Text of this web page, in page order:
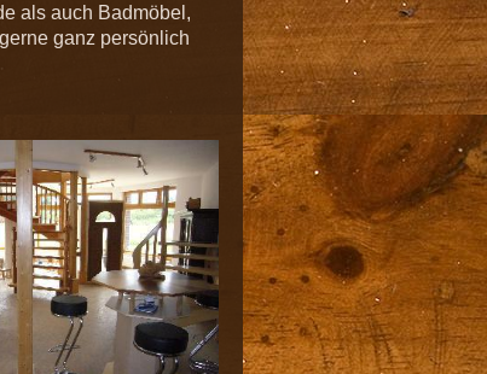
als auch Badmöbel,
ganz persönlich